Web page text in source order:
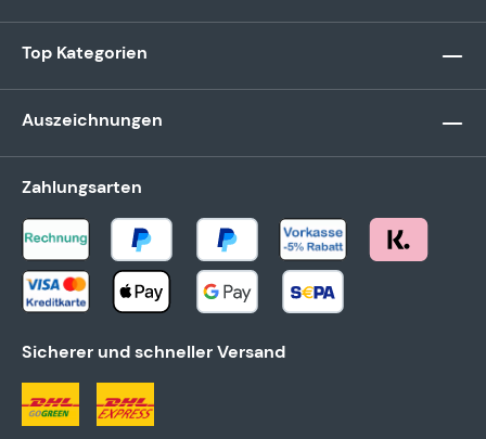
Top Kategorien
Auszeichnungen
Zahlungsarten
Sicherer und schneller Versand